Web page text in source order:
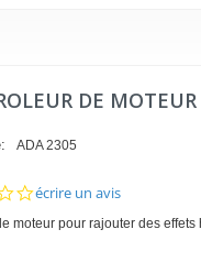
DE
ADA 2305
0.0
rating
écrire un avis
moteur pour rajouter des effets